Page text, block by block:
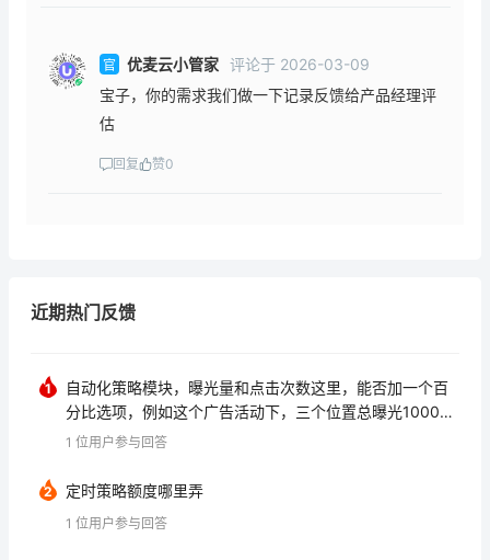
官 优麦云小管家 评论于 2026-03-09
宝子，你的需求我们做一下记录反馈给产品经理评
估
回复 赞0
近期热门反馈
1
自动化策略模块，曝光量和点击次数这里，能否加一个百
分比选项，例如这个广告活动下，三个位置总曝光10000
次，其中首页1000次，搜索结果其余位置2000次，商品
结果首页 的次数占比低于50的时候， 我就在相应位置加bi
1 位用户参与回答
2 定时策略额度哪里弄
1 位用户参与回答